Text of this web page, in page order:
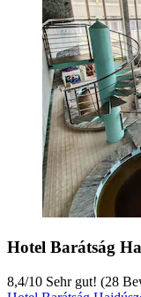
Hotel Barátság
8,4/10 Sehr gut! (28